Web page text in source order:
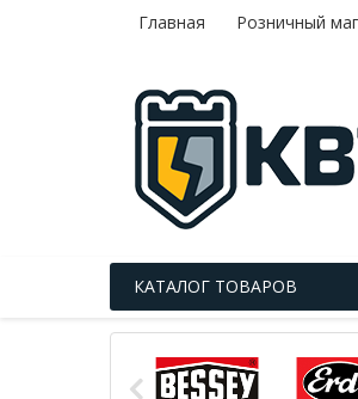
Главная Розничный
КАТАЛОГ ТОВАРОВ